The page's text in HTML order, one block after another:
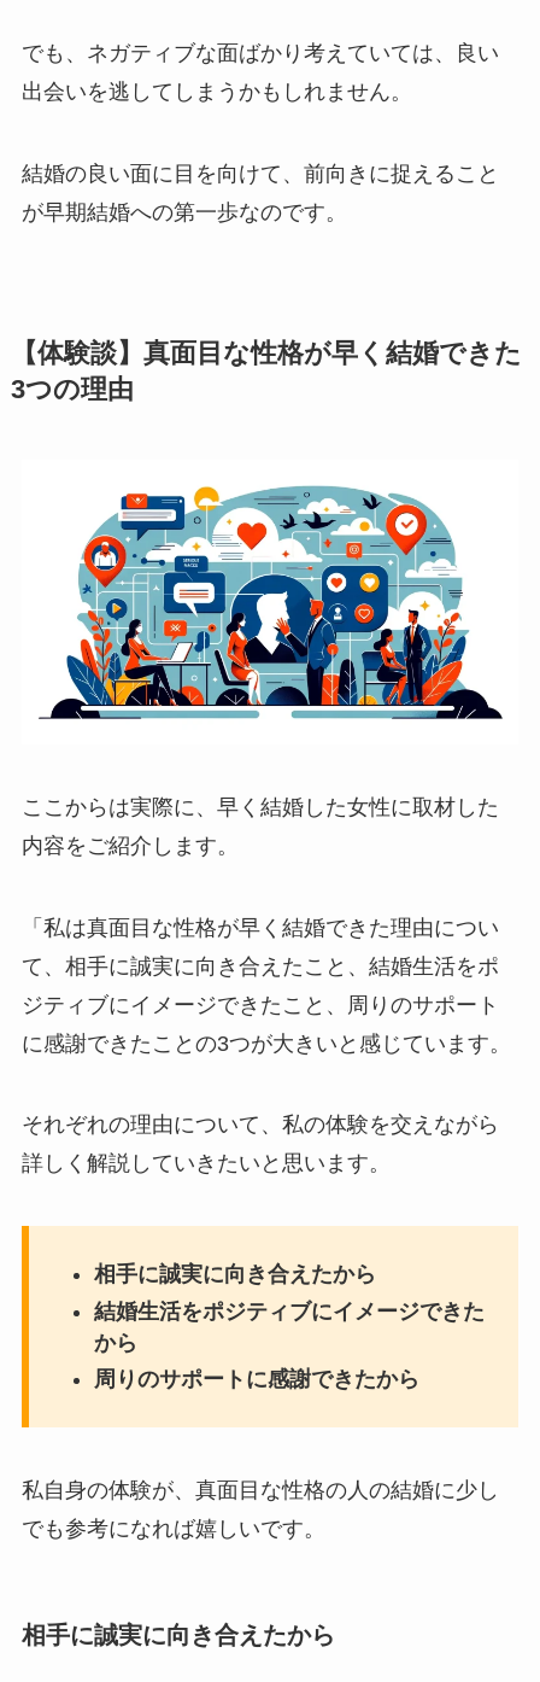
でも、ネガティブな面ばかり考えていては、良い
出会いを逃してしまうかもしれません。
結婚の良い面に目を向けて、前向きに捉えること
が早期結婚への第一歩なのです。
【体験談】真面目な性格が早く結婚できた
3つの理由
ここからは実際に、早く結婚した女性に取材した
内容をご紹介します。
「私は真面目な性格が早く結婚できた理由につい
て、相手に誠実に向き合えたこと、結婚生活をポ
ジティブにイメージできたこと、周りのサポート
に感謝できたことの3つが大きいと感じています。
それぞれの理由について、私の体験を交えながら
詳しく解説していきたいと思います。
相手に誠実に向き合えたから
結婚生活をポジティブにイメージできた
から
周りのサポートに感謝できたから
私自身の体験が、真面目な性格の人の結婚に少し
でも参考になれば嬉しいです。
相手に誠実に向き合えたから